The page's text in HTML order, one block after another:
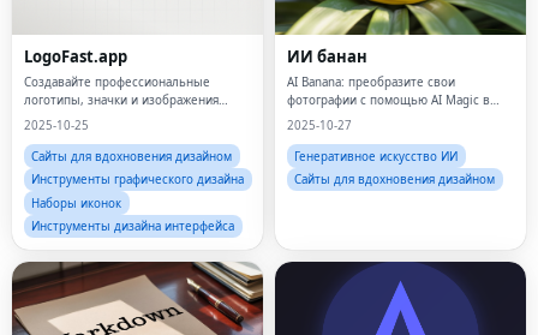
LogoFast.app
Создавайте профессиональные
логотипы, значки и изображения
Open Graph за считанные секунды.
2025-10-25
Сайты для вдохновения дизайном
Инструменты графического дизайна
Наборы иконок
Инструменты дизайна интерфейса
ИИ банан
AI Banana: преобразите свои
фотографии с помощью AI Magic в
один клик
2025-10-27
Генеративное искусство ИИ
Сайты для вдохновения дизайном